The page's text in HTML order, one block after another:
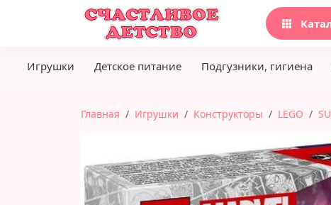
Игрушки Детское питание Подгузники, гигиена
Главная Игрушки Конструкторы LEGO